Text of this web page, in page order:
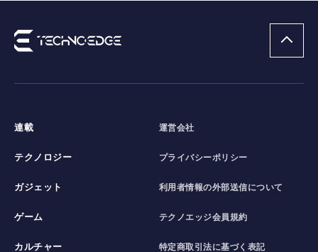
連載
テクノロジー
ガジェット
ゲーム
カルチャー
運営会社
プライバシーポリシー
利用者情報の外部送信について
テクノエッジ会員規約
特定商取引法に基づく表記